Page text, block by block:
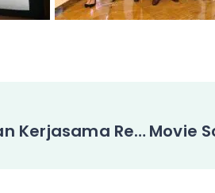
China Tawarkan Kerjasama Restorasi Film Kuno